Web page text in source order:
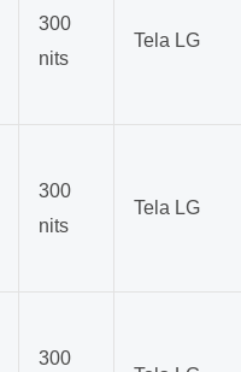
300
nits
Tela LG
300
nits
Tela LG
300